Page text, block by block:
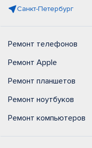
Санкт-Петербург
Ремонт телефонов
Ремонт Apple
Ремонт планшетов
Ремонт ноутбуков
Ремонт компьютеров